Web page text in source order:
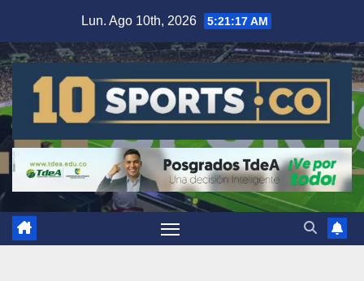
Lun. Ago 10th, 2026 5:21:18 AM